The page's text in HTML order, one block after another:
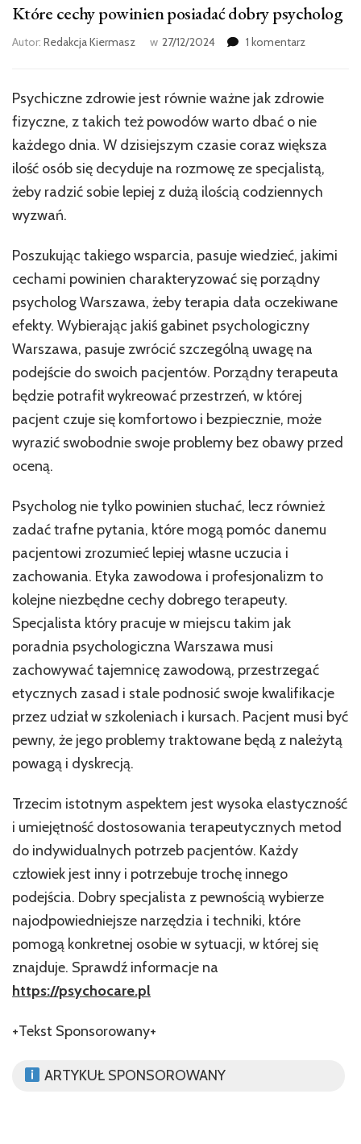
Które cechy powinien posiadać dobry psycholog
Autor: Redakcja Kiermasz w 27/12/2024 1 komentarzdo
powinien
dobry
psycholog
Psychiczne zdrowie jest równie ważne jak zdrowie
fizyczne, z takich też powodów warto dbać o nie
każdego dnia. W dzisiejszym czasie coraz większa
ilość osób się decyduje na rozmowę ze specjalistą,
żeby radzić sobie lepiej z dużą ilością codziennych
wyzwań.
Poszukując takiego wsparcia, pasuje wiedzieć, jakimi
cechami powinien charakteryzować się porządny
psycholog Warszawa, żeby terapia dała oczekiwane
efekty. Wybierając jakiś gabinet psychologiczny
Warszawa, pasuje zwrócić szczególną uwagę na
podejście do swoich pacjentów. Porządny terapeuta
będzie potrafił wykreować przestrzeń, w której
pacjent czuje się komfortowo i bezpiecznie, może
wyrazić swobodnie swoje problemy bez obawy przed
oceną.
Psycholog nie tylko powinien słuchać, lecz również
zadać trafne pytania, które mogą pomóc danemu
pacjentowi zrozumieć lepiej własne uczucia i
zachowania. Etyka zawodowa i profesjonalizm to
kolejne niezbędne cechy dobrego terapeuty.
Specjalista który pracuje w miejscu takim jak
poradnia psychologiczna Warszawa musi
zachowywać tajemnicę zawodową, przestrzegać
etycznych zasad i stale podnosić swoje kwalifikacje
przez udział w szkoleniach i kursach. Pacjent musi być
pewny, że jego problemy traktowane będą z należytą
powagą i dyskrecją.
Trzecim istotnym aspektem jest wysoka elastyczność
i umiejętność dostosowania terapeutycznych metod
do indywidualnych potrzeb pacjentów. Każdy
człowiek jest inny i potrzebuje trochę innego
podejścia. Dobry specjalista z pewnością wybierze
najodpowiedniejsze narzędzia i techniki, które
pomogą konkretnej osobie w sytuacji, w której się
znajduje. Sprawdź informacje na
https://psychocare.pl
+Tekst Sponsorowany+
ARTYKUŁ SPONSOROWANY